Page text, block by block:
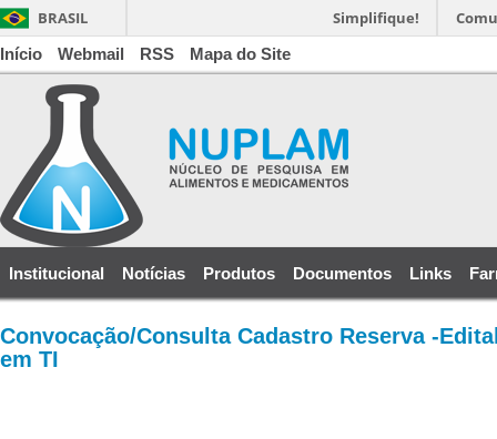
BRASIL Simplifique!
Início Webmail RSS Mapa do Site
Institucional Notícias Produtos Documentos Links
Convocação/Consulta Cadastro Reserva -
em TI